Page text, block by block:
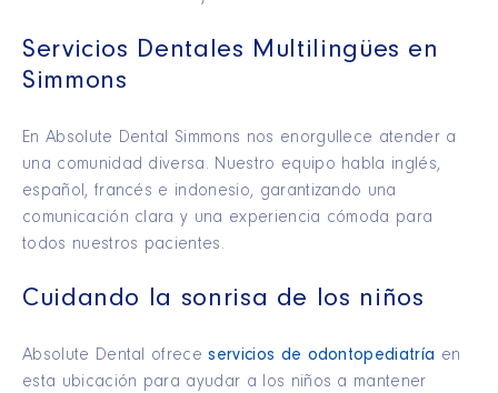
Servicios Dentales Multilingües en
Simmons
En Absolute Dental Simmons nos enorgullece atender a
una comunidad diversa. Nuestro equipo habla inglés,
español, francés e indonesio, garantizando una
comunicación clara y una experiencia cómoda para
todos nuestros pacientes.
Cuidando la sonrisa de los niños
Absolute Dental ofreceservicios de odontopediatría en
esta ubicación para ayudar a los niños a mantener